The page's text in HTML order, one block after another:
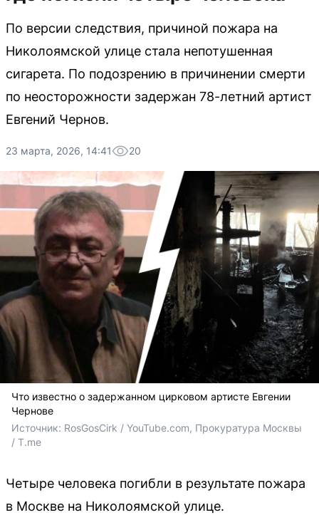
По версии следствия, причиной пожара на
Николоямской улице стала непотушенная
сигарета. По подозрению в причинении смерти
по неосторожности задержан 78-летний артист
Евгений Чернов.
23 марта, 2026, 14:41 20
Что известно о задержанном цирковом артисте Евгении
Чернове
Источник: RosGosCirk / YouTube.com, Прокуратура Москвы
/ T.me
Четыре человека погибли в результате пожара
в Москве на Николоямской улице.